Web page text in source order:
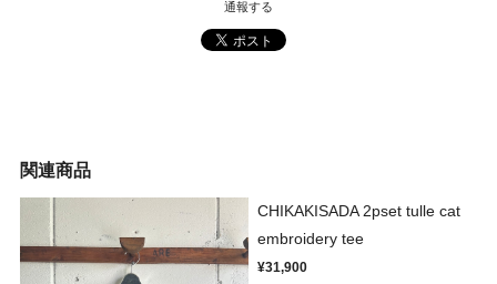
通報する
関連商品
CHIKAKISADA 2pset tulle cat
embroidery tee
¥31,900